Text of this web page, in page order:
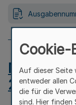
MB.NRW
Cookie-
Auf dieser Seite
entweder allen
die für die
sind. Hier finden